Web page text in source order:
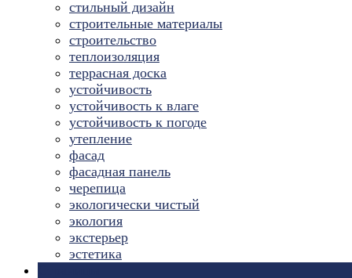
стильный дизайн
строительные материалы
строительство
теплоизоляция
террасная доска
устойчивость
устойчивость к влаге
устойчивость к погоде
утепление
фасад
фасадная панель
черепица
экологически чистый
экология
экстерьер
эстетика